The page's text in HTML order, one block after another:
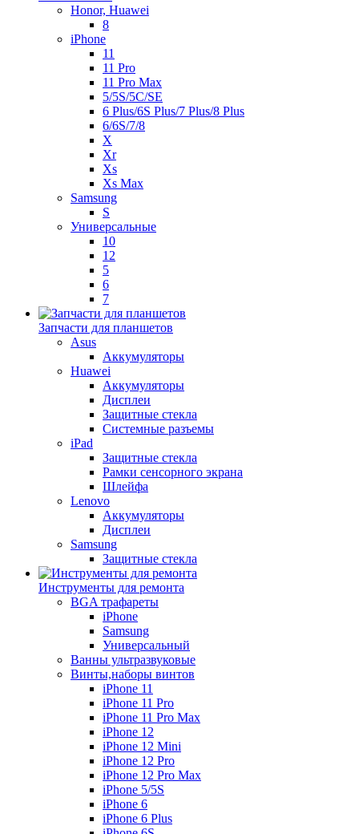
Honor, Huawei
8
iPhone
11
11 Pro
11 Pro Max
5/5S/5C/SE
6 Plus/6S Plus/7 Plus/8 Plus
6/6S/7/8
X
Xr
Xs
Xs Max
Samsung
S
Универсальные
10
12
5
6
7
Запчасти для планшетов
Asus
Аккумуляторы
Huawei
Аккумуляторы
Дисплеи
Защитные стекла
Системные разъемы
iPad
Защитные стекла
Рамки сенсорного экрана
Шлейфа
Lenovo
Аккумуляторы
Дисплеи
Samsung
Защитные стекла
Инструменты для ремонта
BGA трафареты
iPhone
Samsung
Универсальный
Ванны ультразвуковые
Винты,наборы винтов
iPhone 11
iPhone 11 Pro
iPhone 11 Pro Max
iPhone 12
iPhone 12 Mini
iPhone 12 Pro
iPhone 12 Pro Max
iPhone 5/5S
iPhone 6
iPhone 6 Plus